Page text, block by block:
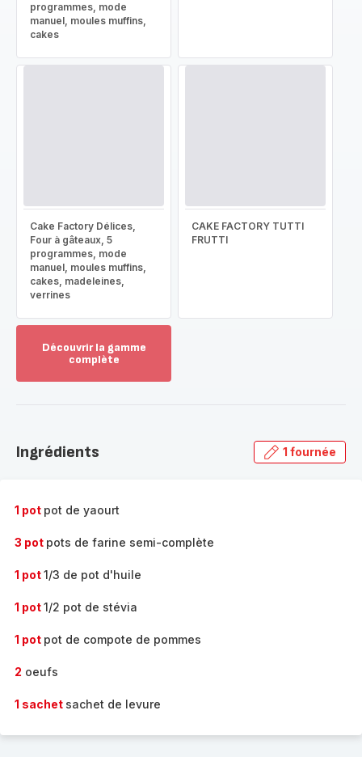
programmes, mode
manuel, moules muffins,
cakes
Cake Factory Délices,
Four à gâteaux, 5
programmes, mode
manuel, moules muffins,
cakes, madeleines,
verrines
CAKE FACTORY TUTTI
FRUTTI
Découvrir la gamme
complète
gamme
Ingrédients 1 fournée
1 pot pot de yaourt
3 pot pots de farine semi-complète
1 pot1/3 de pot d'huile
1 pot1/2 pot de stévia
1 pot pot de compote de pommes
2 oeufs
1 sachet sachet de levure